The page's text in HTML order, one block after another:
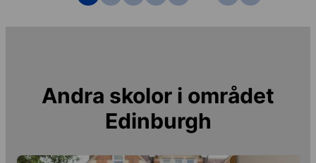
Andra skolor i området
Edinburgh